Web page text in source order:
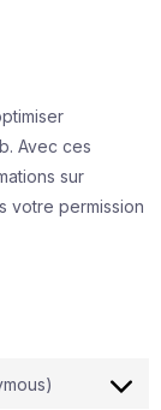
Avec ces
sur
votre permission
Consent